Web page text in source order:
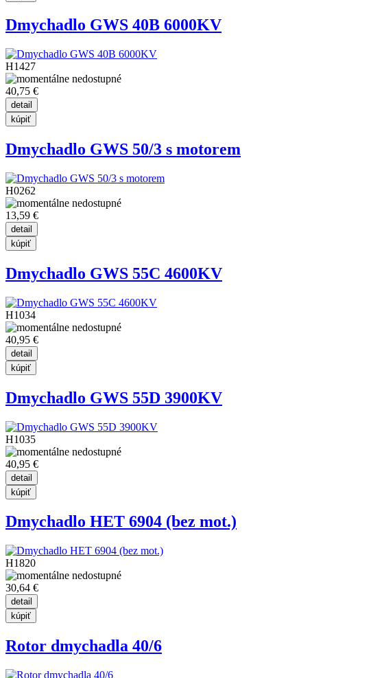
Dmychadlo GWS 40B 6000KV
H1427
40,75 €
Dmychadlo GWS 50/3 s motorem
H0262
13,59 €
Dmychadlo GWS 55C 4600KV
H1034
40,95 €
Dmychadlo GWS 55D 3900KV
H1035
40,95 €
Dmychadlo HET 6904 (bez mot.)
H1820
30,64 €
Rotor dmychadla 40/6